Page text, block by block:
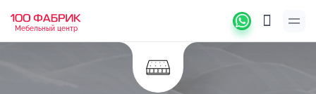
Мебельный центр